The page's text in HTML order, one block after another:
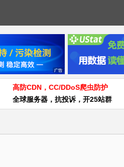
高防CDN，CC/DDoS爬虫防护
全球服务器，抗投诉，开25站群